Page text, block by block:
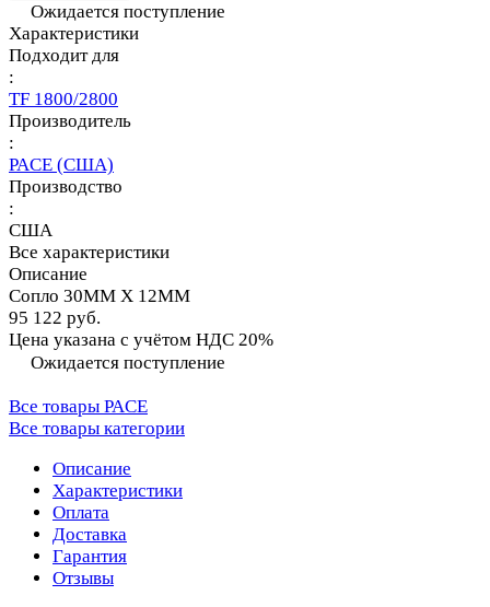
Ожидается поступление
Характеристики
Подходит для
:
TF 1800/2800
Производитель
:
PACE (США)
Производство
:
США
Все характеристики
Описание
Сопло 30MM X 12MM
95 122 руб.
Цена указана с учётом НДС 20%
Ожидается поступление
Все товары PACE
Все товары категории
Описание
Характеристики
Оплата
Доставка
Гарантия
Отзывы